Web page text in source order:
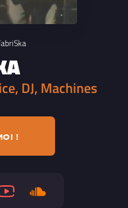
DJ, Machines
!